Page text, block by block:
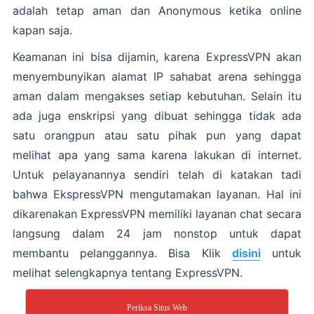
adalah tetap aman dan Anonymous ketika online
kapan saja.
Keamanan ini bisa dijamin, karena ExpressVPN akan
menyembunyikan alamat IP sahabat arena sehingga
aman dalam mengakses setiap kebutuhan. Selain itu
ada juga enskripsi yang dibuat sehingga tidak ada
satu orangpun atau satu pihak pun yang dapat
melihat apa yang sama karena lakukan di internet.
Untuk pelayanannya sendiri telah di katakan tadi
bahwa EkspressVPN mengutamakan layanan. Hal ini
dikarenakan ExpressVPN memiliki layanan chat secara
langsung dalam 24 jam nonstop untuk dapat
membantu pelanggannya. Bisa Klik disiniuntuk
melihat selengkapnya tentang ExpressVPN.
Periksa Situs Web